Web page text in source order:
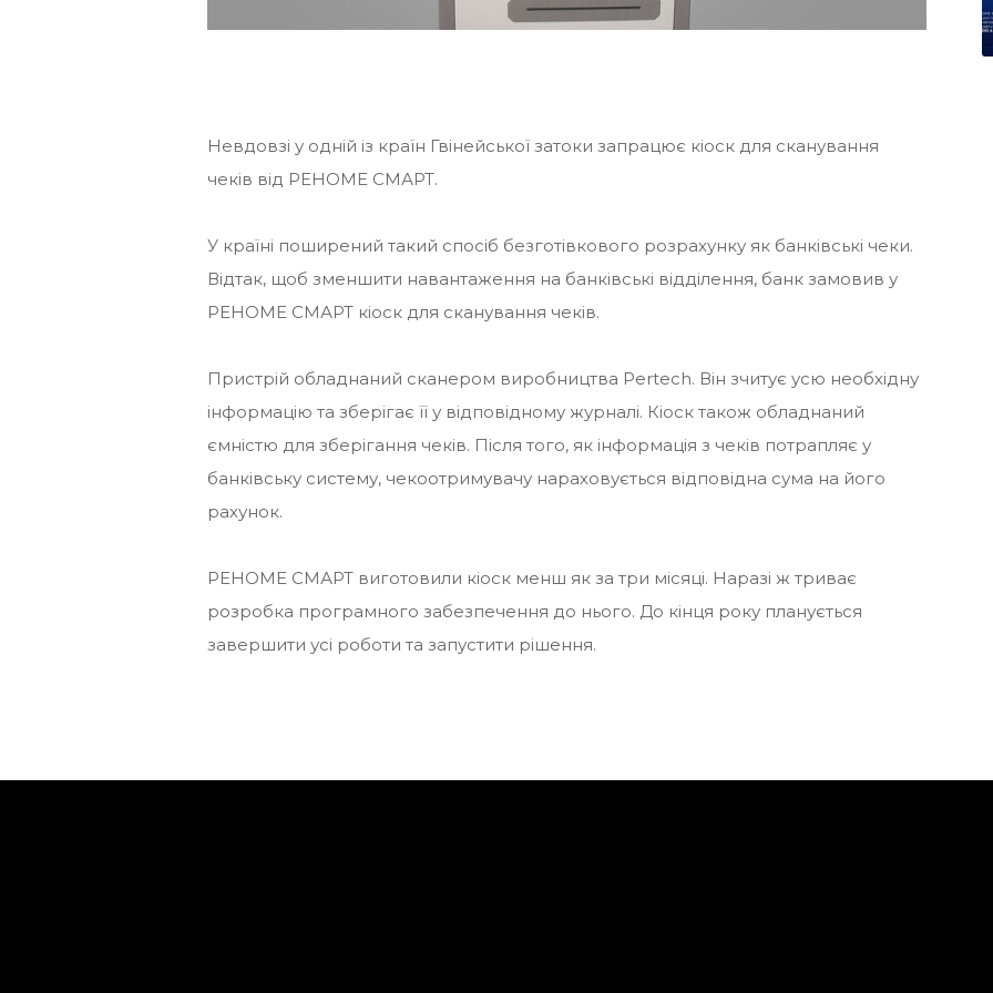
Невдовзі у одній із країн Гвінейської затоки запрацює кіоск для сканування
чеків від РЕНОМЕ СМАРТ.
У країні поширений такий спосіб безготівкового розрахунку як банківські чеки.
Відтак, щоб зменшити навантаження на банківські відділення, банк замовив у
РЕНОМЕ СМАРТ кіоск для сканування чеків.
Пристрій обладнаний сканером виробництва Pertech. Він зчитує усю необхідну
інформацію та зберігає її у відповідному журналі. Кіоск також обладнаний
ємністю для зберігання чеків. Після того, як інформація з чеків потрапляє у
банківську систему, чекоотримувачу нараховується відповідна сума на його
рахунок.
РЕНОМЕ СМАРТ виготовили кіоск менш як за три місяці. Наразі ж триває
розробка програмного забезпечення до нього. До кінця року планується
завершити усі роботи та запустити рішення.